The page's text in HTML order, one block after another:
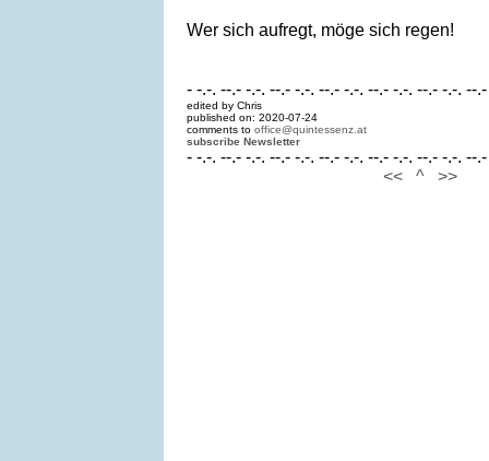
Wer sich aufregt, möge sich regen!
- -.-. --.- -.-. --.- -.-. --.- -.-. --.- -.-. --.- -.-. --.-
edited by Chris
published on: 2020-07-24
comments to office@quintessenz.at
subscribe Newsletter
- -.-. --.- -.-. --.- -.-. --.- -.-. --.- -.-. --.- -.-. --.-
<<
^ >>